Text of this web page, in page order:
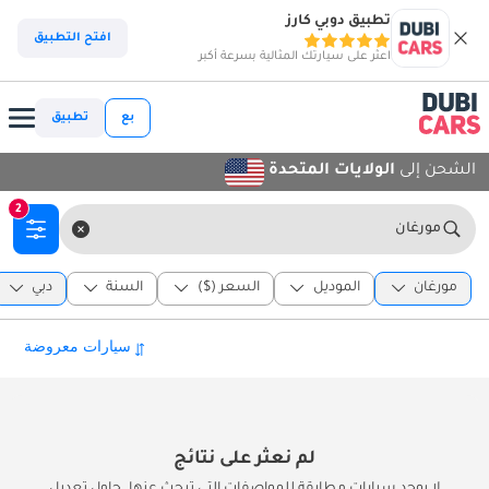
تطبيق دوبي كارز
اعثر على سيارتك المثالية بسرعة أكبر
افتح التطبيق
بع تطبيق
الشحن إلى الولايات المتحدة
مورغان
2
مورغان الموديل السعر ($) السنة دبي
لم نعثر على نتائج